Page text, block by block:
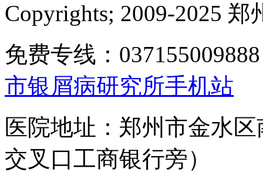
Copyrights; 2009-2025
免费专线：
市银屑病研究所手机站
医院地址：郑州市金水
交叉口工商银行旁）